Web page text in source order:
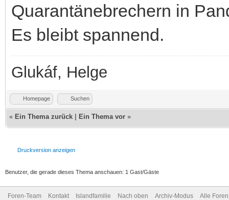
Quarantänebrechern in
Es bleibt spannend.
Glukáf, Helge
Homepage Suchen
« Ein Thema zurück Ein Thema vor »
Druckversion anzeigen
Benutzer, die gerade dieses Thema anschauen: 1 Gast/Gäste
Foren-Team Kontakt Islandfamilie Nach oben Archiv-Modus Alle